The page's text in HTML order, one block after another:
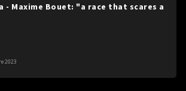
- Maxime Bouet: "a race that scares a
2023